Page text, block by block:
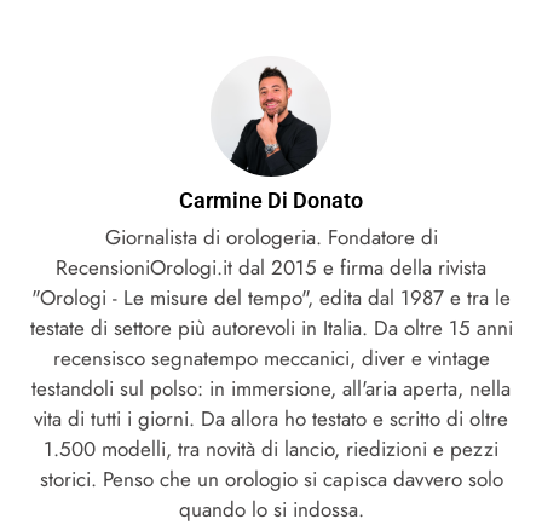
Carmine Di Donato
Giornalista di orologeria. Fondatore di
RecensioniOrologi.it dal 2015 e firma della rivista
"Orologi - Le misure del tempo", edita dal 1987 e tra le
testate di settore più autorevoli in Italia. Da oltre 15 anni
recensisco segnatempo meccanici, diver e vintage
testandoli sul polso: in immersione, all'aria aperta, nella
vita di tutti i giorni. Da allora ho testato e scritto di oltre
1.500 modelli, tra novità di lancio, riedizioni e pezzi
storici. Penso che un orologio si capisca davvero solo
quando lo si indossa.